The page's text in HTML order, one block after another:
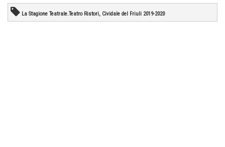
La Stagione Teatrale.Teatro Ristori, Cividale del Friuli 2019-2020